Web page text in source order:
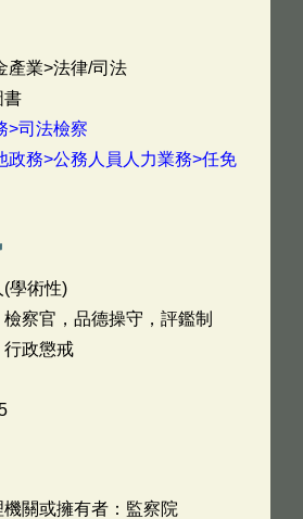
產業>法律/司法
書
>司法檢察
政務>公務人員人力業務>任免
學術性)
察官，品德操守，評鑑制
行政懲戒
關或擁有者：監察院